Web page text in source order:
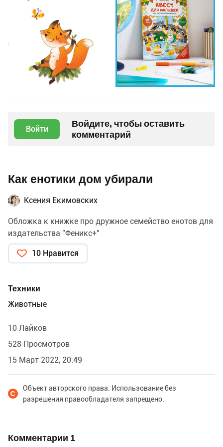
Войти
Войдите, чтобы оставить
комментарий
Как енотики дом убирали
Ксения Екимовских
Обложка к книжке про дружное семейство енотов для
издательства "Феникс+"
10 Нравится
Техники
Животные
10 Лайков
528 Просмотров
15 Март 2022, 20:49
Объект авторского права. Использование без
разрешения правообладателя запрещено.
Комментарии 1